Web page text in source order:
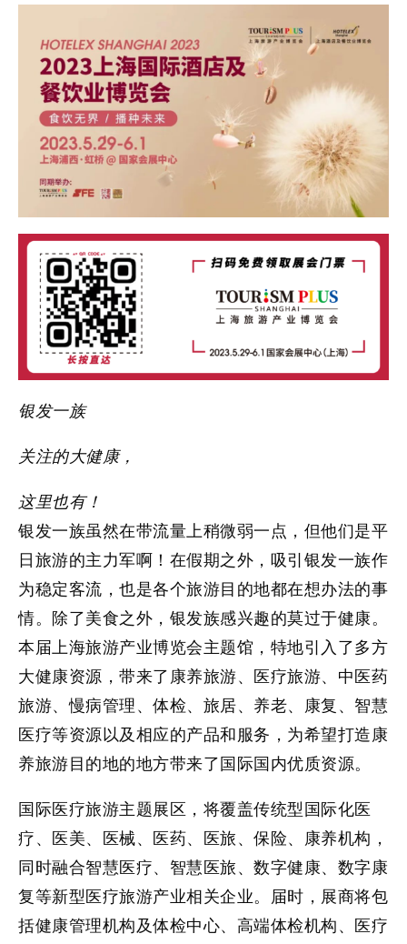
银发一族
关注的大健康，
这里也有！
银发一族虽然在带流量上稍微弱一点，但他们是平
日旅游的主力军啊！在假期之外，吸引银发一族作
为稳定客流，也是各个旅游目的地都在想办法的事
情。除了美食之外，银发族感兴趣的莫过于健康。
本届上海旅游产业博览会主题馆，特地引入了多方
大健康资源，带来了康养旅游、医疗旅游、中医药
旅游、慢病管理、体检、旅居、养老、康复、智慧
医疗等资源以及相应的产品和服务，为希望打造康
养旅游目的地的地方带来了国际国内优质资源。
国际医疗旅游主题展区 ，将覆盖传统型国际化医
疗、医美、医械、医药、医旅、保险、康养机构，
同时融合智慧医疗、智慧医旅、数字健康、数字康
复等新型医疗旅游产业相关企业。届时，展商将包
括健康管理机构及体检中心、高端体检机构、医疗